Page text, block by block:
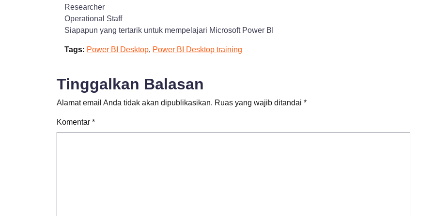
Researcher
Operational Staff
Siapapun yang tertarik untuk mempelajari Microsoft Power BI
Tags: Power BI Desktop, Power BI Desktop training
Tinggalkan Balasan
Alamat email Anda tidak akan dipublikasikan. Ruas yang wajib ditandai *
Komentar *